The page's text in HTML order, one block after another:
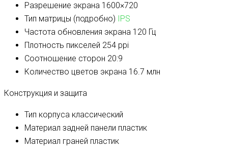
Разрешение экрана 1600×720
Тип матрицы (подробно)
IPS
Частота обновления экрана 120 Гц
Плотность пикселей 254 ppi
Соотношение сторон 20:9
Количество цветов экрана 16.7 млн
Конструкция и защита
Тип корпуса классический
Материал задней панели пластик
Материал граней пластик